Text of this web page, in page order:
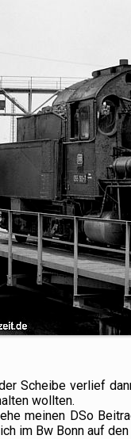
Scheibe verlief
wollten.
meinen DSo
im Bw Bonn auf